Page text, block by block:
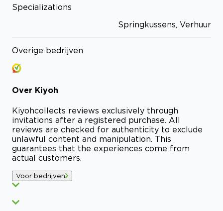
Specializations
Springkussens, Verhuur
Overige bedrijven
Over Kiyoh
Kiyohcollects reviews exclusively through
invitations after a registered purchase. All
reviews are checked for authenticity to exclude
unlawful content and manipulation. This
guarantees that the experiences come from
actual customers.
Voor bedrijven